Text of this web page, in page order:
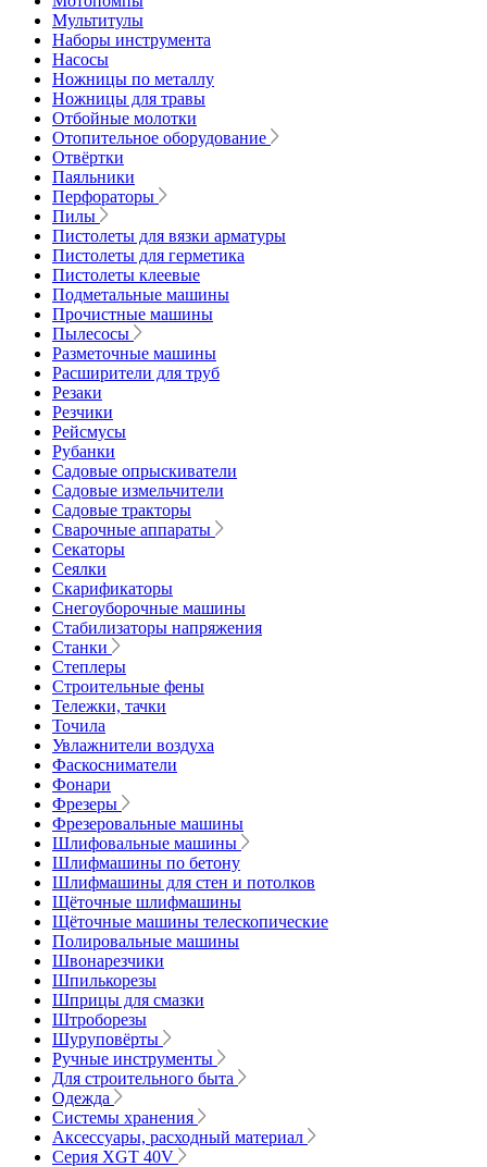
Мультитулы
Наборы инструмента
Насосы
Ножницы по металлу
Ножницы для травы
Отбойные молотки
Отопительное оборудование
Отвёртки
Паяльники
Перфораторы
Пилы
Пистолеты для вязки арматуры
Пистолеты для герметика
Пистолеты клеевые
Подметальные машины
Прочистные машины
Пылесосы
Разметочные машины
Расширители для труб
Резаки
Резчики
Рейсмусы
Рубанки
Садовые опрыскиватели
Садовые измельчители
Садовые тракторы
Сварочные аппараты
Секаторы
Сеялки
Скарификаторы
Снегоуборочные машины
Стабилизаторы напряжения
Станки
Степлеры
Строительные фены
Тележки, тачки
Точила
Увлажнители воздуха
Фаскосниматели
Фонари
Фрезеры
Фрезеровальные машины
Шлифовальные машины
Шлифмашины по бетону
Шлифмашины для стен и потолков
Щёточные шлифмашины
Щёточные машины телескопические
Полировальные машины
Швонарезчики
Шпилькорезы
Шприцы для смазки
Штроборезы
Шуруповёрты
Ручные инструменты
Для строительного быта
Одежда
Системы хранения
Аксессуары, расходный материал
Серия XGT 40V